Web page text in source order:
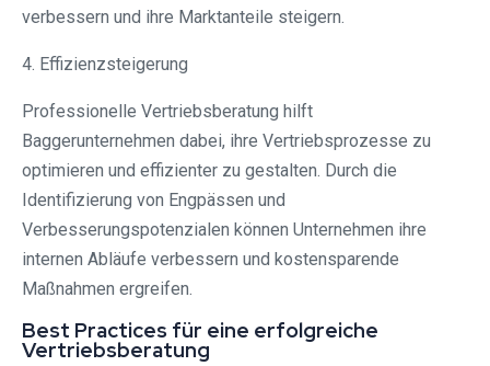
verbessern und ihre Marktanteile steigern.
4. Effizienzsteigerung
Professionelle Vertriebsberatung hilft
Baggerunternehmen dabei, ihre Vertriebsprozesse zu
optimieren und effizienter zu gestalten. Durch die
Identifizierung von Engpässen und
Verbesserungspotenzialen können Unternehmen ihre
internen Abläufe verbessern und kostensparende
Maßnahmen ergreifen.
Best Practices für eine erfolgreiche
Vertriebsberatung